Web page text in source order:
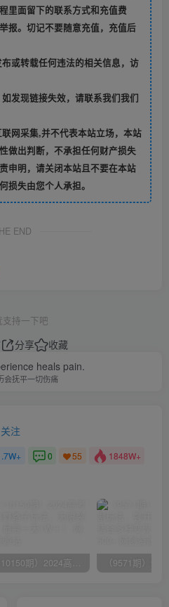
里面留下的联系方式和充值费
报。切记不要随意充值，充值后
或转载任何违法的相关信息，访
发现链接失效，请联系我们我们
网采集,并不代表本站立场，本站
做出判断，不承担任何财产损失
申明，请关闭本站且不要在本站
损失由您个人承担。
END
支持一下吧
分享
收藏
heals pain.
会抚平一切伤痛
关注
0 55 1848W+
（10150期）2024高考项目野路子玩法，无限裂变，最高一天1W＋！